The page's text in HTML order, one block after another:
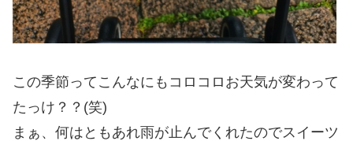
この季節ってこんなにもコロコロお天気が変わって
たっけ？？(笑)
まぁ、何はともあれ雨が止んでくれたのでスイーツ